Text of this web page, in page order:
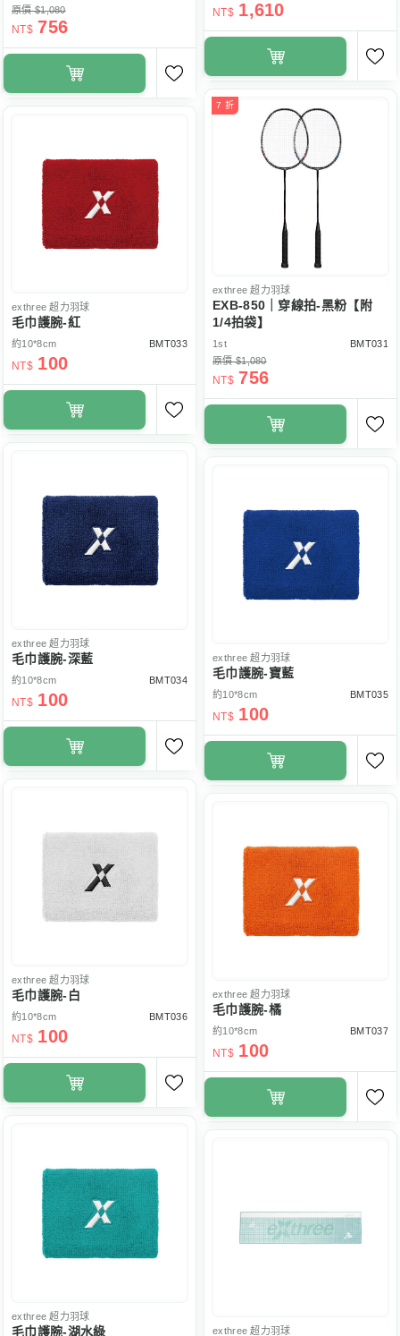
NT$ 1,610
原價 $1,080
NT$ 756
7 折
exthree 超力羽球
EXB-850｜穿線拍-黑粉【附
1/4拍袋】
1st
BMT031
原價 $1,080
NT$ 756
exthree 超力羽球
毛巾護腕-紅
約10*8cm BMT033
NT$ 100
exthree 超力羽球
毛巾護腕-深藍
約10*8cm BMT034
NT$ 100
exthree 超力羽球
毛巾護腕-寶藍
約10*8cm BMT035
NT$ 100
exthree 超力羽球
毛巾護腕-白
約10*8cm BMT036
NT$ 100
exthree 超力羽球
毛巾護腕-橘
約10*8cm BMT037
NT$ 100
exthree 超力羽球
毛巾護腕-湖水綠 exthree 超力羽球